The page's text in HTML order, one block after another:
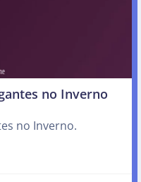
no Inverno
no Inverno.